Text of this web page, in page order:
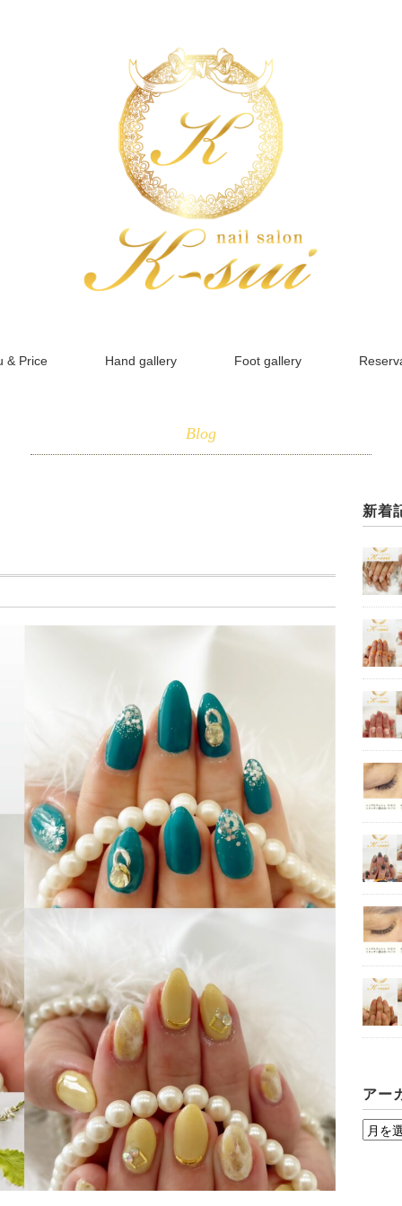
& Price Hand gallery Foot gallery
Blog
新着
アー
ア